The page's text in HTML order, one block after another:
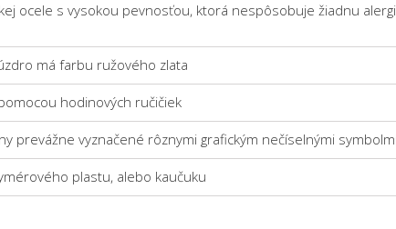
ocele s vysokou pevnosťou, ktorá nespôsobuje žiadnu
má farbu ružového zlata
hodinových ručičiek
prevážne vyznačené rôznymi grafickým nečíselnými symbolmi
plastu, alebo kaučuku